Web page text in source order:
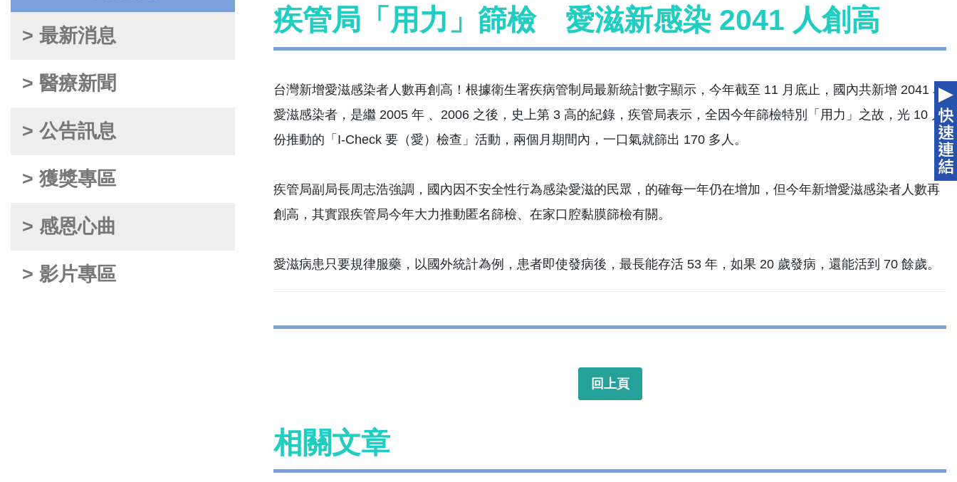
> 最新消息
> 醫療新聞
> 公告訊息
> 獲獎專區
> 感恩心曲
> 影片專區
疾管局「用力」篩檢 愛滋新感染 2041 人創高
台灣新增愛滋感染者人數再創高！根據衛生署疾病管制局最新統計數字顯示，今年截至 11 月底止，國內共新增 2041 名
愛滋感染者，是繼 2005 年 、2006 之後，史上第 3 高的紀錄，疾管局表示，全因今年篩檢特別「用力」之故，光 10 月
份推動的「I-Check 要（愛）檢查」活動，兩個月期間內，一口氣就篩出 170 多人。
疾管局副局長周志浩強調，國內因不安全性行為感染愛滋的民眾，的確每一年仍在增加，但今年新增愛滋感染者人數再
創高，其實跟疾管局今年大力推動匿名篩檢、在家口腔黏膜篩檢有關。
愛滋病患只要規律服藥，以國外統計為例，患者即使發病後，最長能存活 53 年，如果 20 歲發病，還能活到 70 餘歲。
回上頁
相關文章